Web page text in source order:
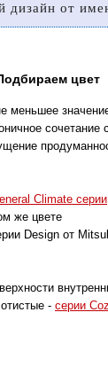
дизайн от
цвет
меньшее
сочетание с
Climate серии
же цвете
Design от
- серии